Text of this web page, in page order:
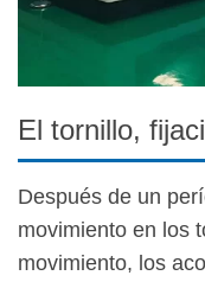
El tornillo,
Después de un
movimiento en los
movimiento, los